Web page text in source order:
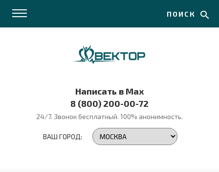
ПОИСК
Написать в Max
8 (800) 200-00-72
24/7. Звонок бесплатный. 100% анонимность.
ВАШ ГОРОД: